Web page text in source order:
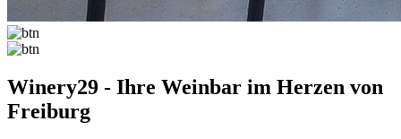
Winery29 - Ihre Weinbar im Herzen von
Freiburg